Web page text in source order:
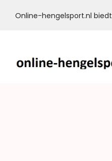
Online-hengelsport.nl